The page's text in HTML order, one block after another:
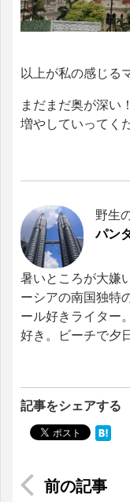
以上が私の感じる
まだまだ奥が深
増やしていってく
野生
パン
暑いところが大嫌
ーシアの南国独特
ール好きライター
好き。ビーチで夕
記事をシェアする
ダラット旅行